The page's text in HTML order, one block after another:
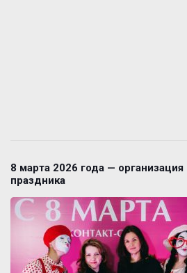
8 марта 2026 года —
праздника